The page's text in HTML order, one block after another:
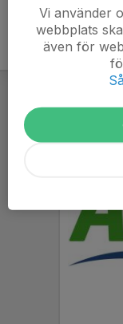
Vi använder
webbplats
även för